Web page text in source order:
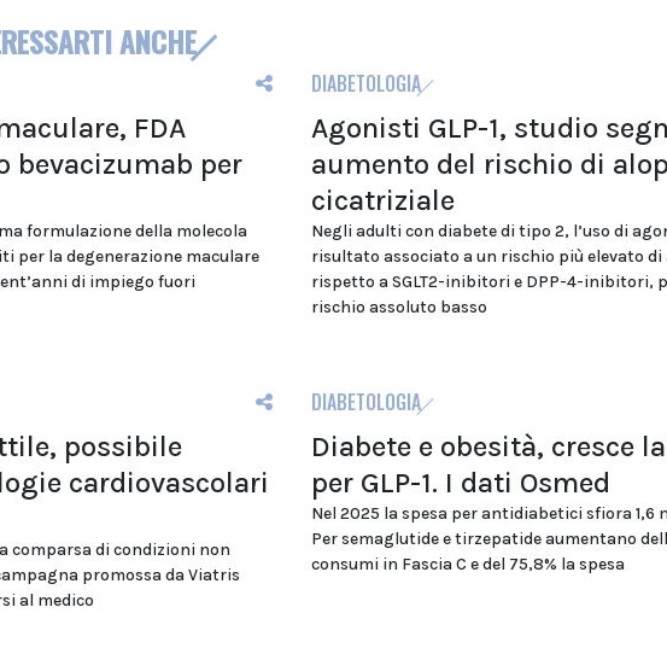
ANCHE
FDA
bevacizumab per
formulazione della molecola
per la degenerazione maculare
di impiego fuori
DIABETOLOGIA
Agonisti GLP-1, studio
aumento del rischio di
cicatriziale
Negli adulti con diabete di tipo 2, l’uso di
risultato associato a un rischio più elevato di
rispetto a SGLT2-inibitori e DPP-4-inibitori,
rischio assoluto basso
possibile
cardiovascolari
comparsa di condizioni non
promossa da Viatris
al medico
DIABETOLOGIA
Diabete e obesità, cresce
per GLP-1. I dati Osmed
Nel 2025 la spesa per antidiabetici sfiora 1,6
Per semaglutide e tirzepatide aumentano
consumi in Fascia C e del 75,8% la spesa